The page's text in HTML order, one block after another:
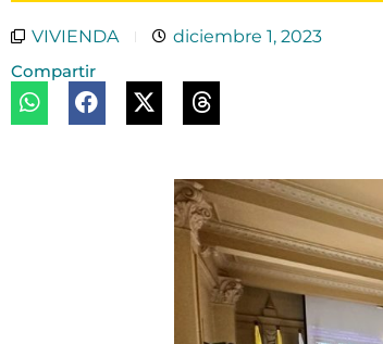
VIVIENDA
diciembre 1, 2023
Compartir